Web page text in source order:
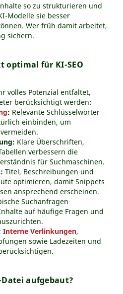
so zu strukturieren und
Modelle sie besser
Wer früh damit arbeitet,
sichern.
optimal für KI-SEO
volles Potenzial entfaltet,
berücksichtigt werden:
: Relevante Schlüsselwörter
einbinden, um
Klare Überschriften,
verbessern die
für Suchmaschinen.
Titel, Beschreibungen und
optimieren, damit Snippets
ansprechend erscheinen.
Suchanfragen
auf häufige Fragen und
Interne Verlinkungen,
sowie Ladezeiten und
aufgebaut?